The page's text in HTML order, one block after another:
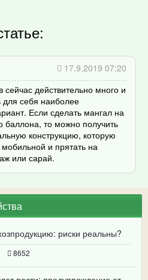
17.9.2019 07:20
сейчас действительно много и
себя наиболее
Если сделать мангал на
баллона, то можно получить
конструкцию, которую
и прятать на
или сарай.
риски реальны?
8652